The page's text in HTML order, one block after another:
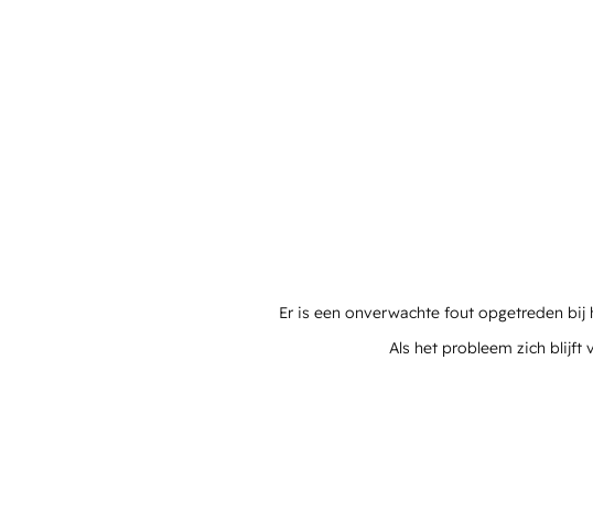
Er is een onverwachte fout opgetreden
Als het probleem zich blijft